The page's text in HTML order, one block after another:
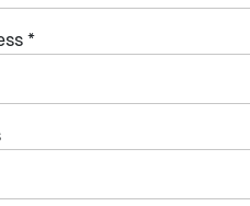
*